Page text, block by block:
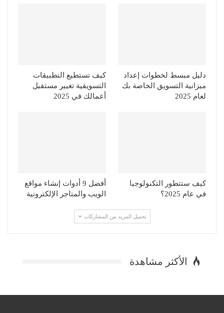
دليل مبسط لخطوات إعداد
ميزانية التسويق الخاصة بك
لعام 2025
كيف تستطيع التطبيقات
التسويقية تغيير مستقبل
أعمالك في 2025
كيف ستتطور التكنولوجيا
في عام 2025؟
أفضل 9 أدوات إنشاء مواقع
الويب والمتاجر الإلكترونية
تحميل المزيد من المشاركات
الأكثر مشاهدة